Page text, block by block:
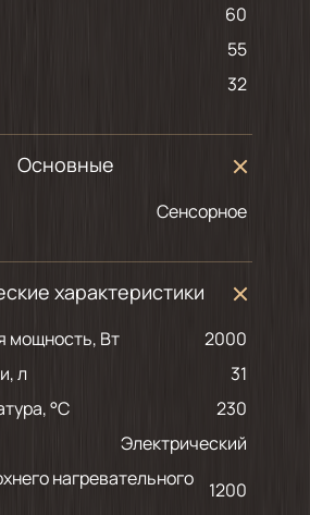
60
55
32
Основные
Сенсорное
характеристики
мощность, Вт
2000
л
31
°С
230
Электрический
нагревательного
1200